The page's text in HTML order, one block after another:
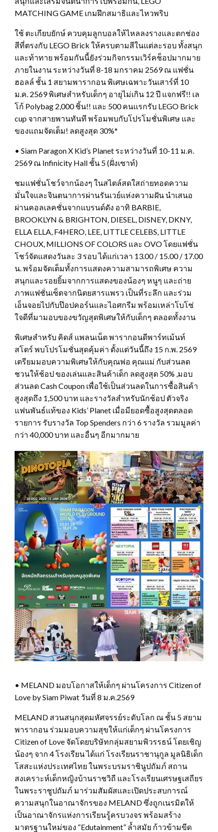
MATCHING GAME เกมฝึกสมาธิและไหวพริบ
ใช้ ตะเกียบยักษ์ ควบคุมลูกบอลให้ไหลลงรางและตกช่อง
สีที่ตรงกับ LEGO Brick ให้ครบตามสีในแต่ละรอบ ทั้งสนุก
และท้าทาย พร้อมกันนี้ยังร่วมกิจกรรมเวิร์คช็อปมากมาย
ภายในงาน ระหว่างวันที่ 8-18 มกราคม 2569 ณ แฟชั่น
ฮอลล์ ชั้น 1 สยามพารากอน พิเศษเฉพาะวันเสาร์ที่ 10
ม.ค. 2569 พิเศษสำหรับเด็กๆ อายุไม่เกิน 12 ปี แจกฟรี!! เล
โก้ Polybag 2,000 ชิ้น!! และ 500 คนแรกรับ LEGO Brick
cup จากสายพานทันที พร้อมพบกับโปรโมชั่นพิเศษ และ
ของแถมจัดเต็ม! ลดสูงสุด 30%*
• Siam Paragon X Kid’s Planet ระหว่างวันที่ 10-11 ม.ค.
2569 ณ Infinicity Hall ชั้น 5 (ฝั่งเซาท์)
ชมแฟชั่นโชว์จากน้องๆ ในสไตล์สดใสถ่ายทอดความ
มั่นใจและจินตนาการผ่านรันเวย์แห่งความฝัน นำเสนอ
ผ่านคอลเลคชั่นจากแบรนด์ดัง อาทิ BARBIE,
BROOKLYN & BRIGHTON, DIESEL, DISNEY, DKNY,
ELLA ELLA, F4HERO, LEE, LITTLE CELEBS, LITTLE
CHOUX, MILLIONS OF COLORS และ OVO โดยแฟชั่น
โชว์จัดแสดงวันละ 3 รอบ ได้แก่เวลา 13.00 / 15.00 / 17.00
น. พร้อมจัดเต็มทั้งการแสดงความสามารถพิเศษ ความ
สนุกและรอยยิ้มจากการแสดงของน้องๆ หนูๆ และถ่าย
ภาพแฟชั่นเซ็ตจากนิตยสารแพรว เป็นที่ระลึก และร่วม
เอ็นจอยไปกับป๊อปคอร์นและไอศกรีม พร้อมเหล่าโบโซ่
ใจดีที่มามอบของขวัญสุดพิเศษให้กับเด็กๆ ตลอดทั้งงาน
พิเศษสำหรับ คิดส์ แพลนเน็ต พารากอนดีพาร์ทเม้นท์
สโตร์ พบโปรโมชั่นสุดคุ้มค่า ตั้งแต่วันนี้ถึง 15 ก.พ. 2569
เตรียมมอบความพิเศษให้กับคุณพ่อ คุณแม่ กับส่วนลด
ชวนให้ช้อป ของเล่นและสินค้าเด็ก ลดสูงสุด 50% ,มอบ
ส่วนลด Cash Coupon เพื่อใช้เป็นส่วนลดในการซื้อสินค้า
สูงสุดถึง 1,500 บาท และรางวัลสำหรับนักช้อป ตัวจริง
แฟนพันธ์แท้ของ Kids’ Planet เมื่อมียอดซื้อสูงสุดตลอด
รายการ รับรางวัล Top Spenders กว่า 6 รางวัล รวมมูลค่า
กว่า 40,000 บาท และอื่นๆ อีกมากมาย
• MELAND มอบโอกาสให้เด็กๆ ผ่านโครงการ Citizen of
Love by Siam Piwat วันที่ 8 ม.ค.2569
MELAND สวนสนุกสุดมหัศจรรย์ระดับโลก ณ ชั้น 5 สยาม
พารากอน ร่วมมอบความสุขให้แก่เด็กๆ ผ่านโครงการ
Citizen of Love จัดโดยบริษัทกลุ่มสยามพิวรรธน์ โดยเชิญ
น้องๆ จาก 4 โรงเรียน ได้แก่ โรงเรียนราชานุกูล มูลนิธิเด็ก
โสสะแห่งประเทศไทย ในพระบรมราชินูปถัมภ์ สถาน
สงเคราะห์เด็กหญิงบ้านราชวิถี และโรงเรียนเศรษฐเสถียร
ในพระราชูปถัมภ์ มาร่วมสัมผัสและเปิดประสบการณ์
ความสนุกในอาณาจักรของ MELAND ซึ่งถูกเนรมิตให้
เป็นอาณาจักรแห่งการเรียนรู้ครบวงจร พร้อมสร้าง
มาตรฐานใหม่ของ “Edutainment” ล้ำสมัย ก้าวข้ามขีด